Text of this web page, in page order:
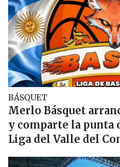
BÁSQUET
Merlo Básquet
y comparte la punta
Liga del Valle del